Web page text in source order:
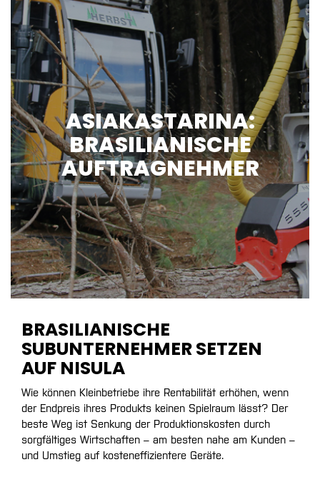
ASIAKASTARINA:
BRASILIANISCHE
AUFTRAGNEHMER
BRASILIANISCHE
SUBUNTERNEHMER SETZEN
AUF NISULA
Wie können Kleinbetriebe ihre Rentabilität erhöhen, wenn
der Endpreis ihres Produkts keinen Spielraum lässt? Der
beste Weg ist Senkung der Produktionskosten durch
sorgfältiges Wirtschaften – am besten nahe am Kunden –
und Umstieg auf kosteneffizientere Geräte.